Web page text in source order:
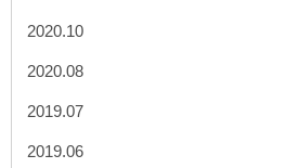
2020.10
2020.08
2019.07
2019.06